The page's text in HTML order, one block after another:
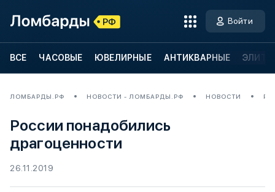
Войти
ВСЕ ЧАСОВЫЕ ЮВЕЛИРНЫЕ АНТИКВАРНЫЕ
ЛОМБАРДЫ.РФ НОВОСТИ - ЛОМБАРДЫ.РФ НОВОСТИ
России понадобились
драгоценности
26.11.2019